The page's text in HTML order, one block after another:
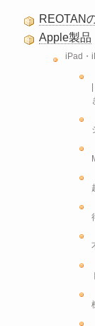
REOTAN
Apple製品
iPad・